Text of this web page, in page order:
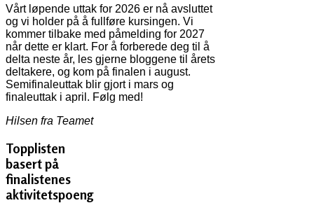
Vårt løpende uttak for 2026 er nå avsluttet
og vi holder på å fullføre kursingen. Vi
kommer tilbake med påmelding for 2027
når dette er klart. For å forberede deg til å
delta neste år, les gjerne bloggene til årets
deltakere, og kom på finalen i august.
Semifinaleuttak blir gjort i mars og
finaleuttak i april. Følg med!
Hilsen fra Teamet
Topplisten
basert på
finalistenes
aktivitetspoeng